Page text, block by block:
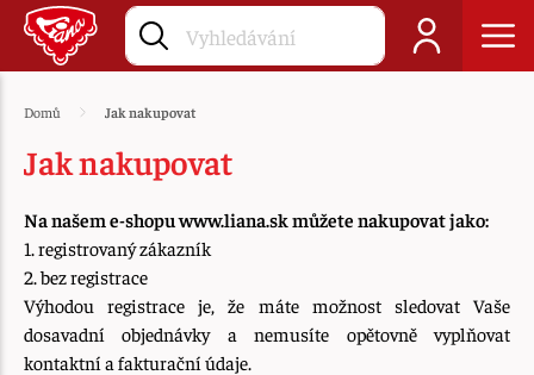
Domů Jak nakupovat
Jak nakupovat
Na našem e-shopu www.liana.sk můžete nakupovat jako:
1. registrovaný zákazník
2. bez registrace
Výhodou registrace je, že máte možnost sledovat Vaše
dosavadní objednávky a nemusíte opětovně vyplňovat
kontaktní a fakturační údaje.